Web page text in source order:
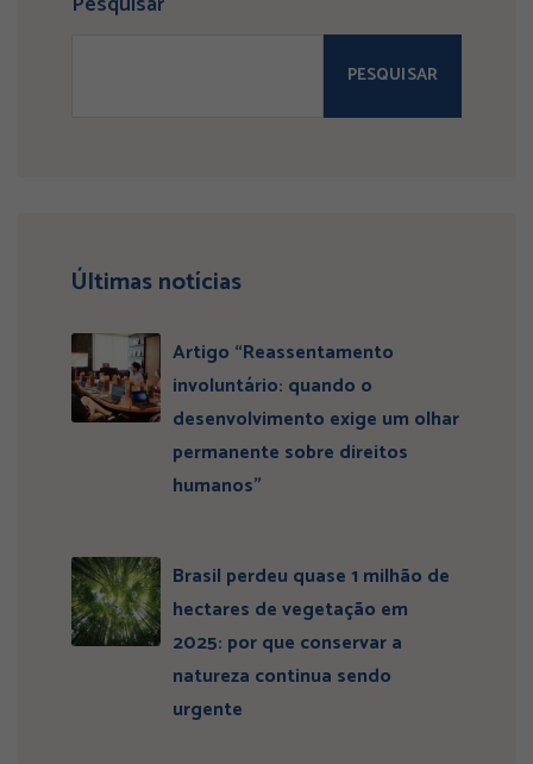
PESQUISAR
Últimas notícias
Artigo “Reassentamento
involuntário: quando o
desenvolvimento exige um olhar
permanente sobre direitos
humanos”
Brasil perdeu quase 1 milhão de
hectares de vegetação em
2025: por que conservar a
natureza continua sendo
urgente